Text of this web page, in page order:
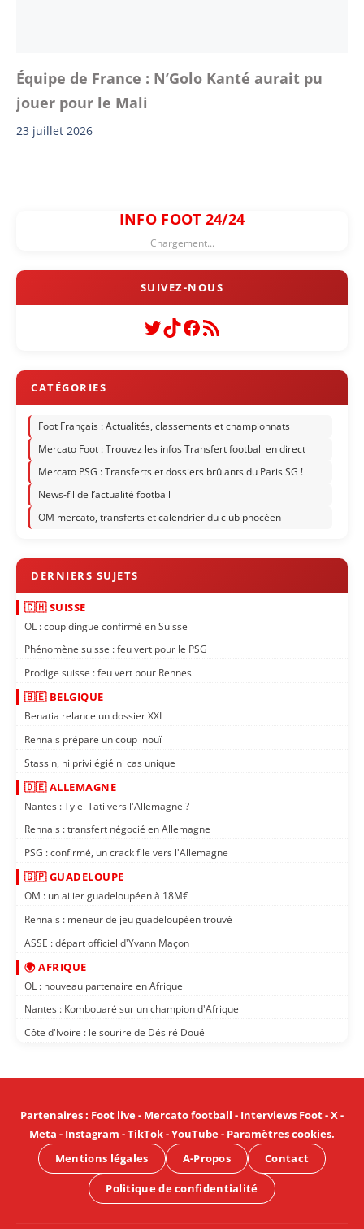
Équipe de France : N’Golo Kanté aurait pu
jouer pour le Mali
23 juillet 2026
INFO FOOT 24/24
Chargement...
Twitter
TikTok
Facebook
Flux RSS
Foot Français : Actualités, classements et championnats
Mercato Foot : Trouvez les infos Transfert football en direct
Mercato PSG : Transferts et dossiers brûlants du Paris SG !
News-fil de l’actualité football
OM mercato, transferts et calendrier du club phocéen
🇨🇭 SUISSE
OL : coup dingue confirmé en Suisse
Phénomène suisse : feu vert pour le PSG
Prodige suisse : feu vert pour Rennes
🇧🇪 BELGIQUE
Benatia relance un dossier XXL
Rennais prépare un coup inouï
Stassin, ni privilégié ni cas unique
🇩🇪 ALLEMAGNE
Nantes : Tylel Tati vers l'Allemagne ?
Rennais : transfert négocié en Allemagne
PSG : confirmé, un crack file vers l'Allemagne
🇬🇵 GUADELOUPE
OM : un ailier guadeloupéen à 18M€
Rennais : meneur de jeu guadeloupéen trouvé
ASSE : départ officiel d'Yvann Maçon
🌍 AFRIQUE
OL : nouveau partenaire en Afrique
Nantes : Kombouaré sur un champion d'Afrique
Côte d'Ivoire : le sourire de Désiré Doué
Partenaires: Foot live- Mercato football - Interviews Foot-X-
Meta - Instagram -TikTok-YouTube- Paramètres cookies.
Mentions légales
A-Propos Contact
Politique de confidentialité